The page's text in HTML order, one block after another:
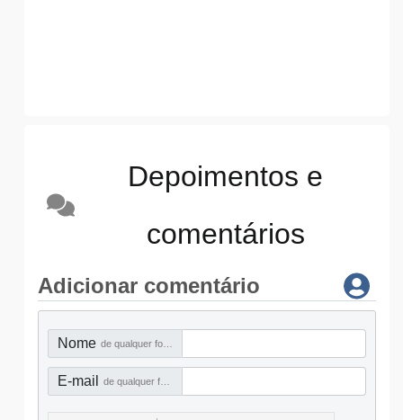
Depoimentos e
comentários
Adicionar comentário
Nome
E-mail